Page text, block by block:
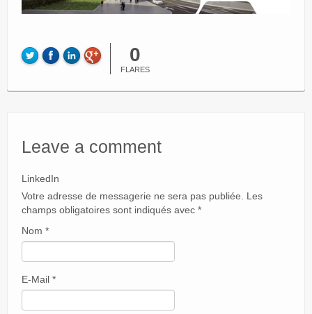
0
FLARES
Leave a comment
LinkedIn
Votre adresse de messagerie ne sera pas publiée. Les
champs obligatoires sont indiqués avec *
Nom *
E-Mail *